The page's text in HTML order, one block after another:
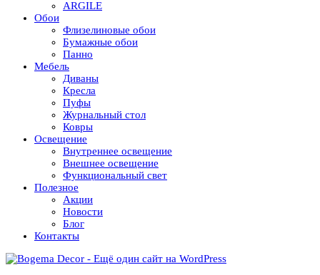
ARGILE
Обои
Флизелиновые обои
Бумажные обои
Панно
Мебель
Диваны
Кресла
Пуфы
Журнальный стол
Ковры
Освещение
Внутреннее освещение
Внешнее освещение
Функциональный свет
Полезное
Акции
Новости
Блог
Контакты